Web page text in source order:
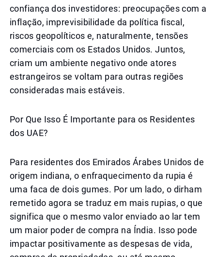
confiança dos investidores: preocupações com a
inflação, imprevisibilidade da política fiscal,
riscos geopolíticos e, naturalmente, tensões
comerciais com os Estados Unidos. Juntos,
criam um ambiente negativo onde atores
estrangeiros se voltam para outras regiões
consideradas mais estáveis.
Por Que Isso É Importante para os Residentes
dos UAE?
Para residentes dos Emirados Árabes Unidos de
origem indiana, o enfraquecimento da rupia é
uma faca de dois gumes. Por um lado, o dirham
remetido agora se traduz em mais rupias, o que
significa que o mesmo valor enviado ao lar tem
um maior poder de compra na Índia. Isso pode
impactar positivamente as despesas de vida,